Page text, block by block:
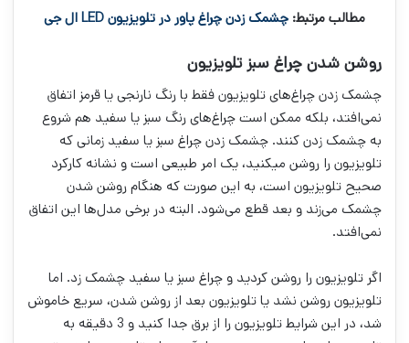
مطالب مرتبط: چشمک زدن چراغ پاور در تلویزیون LED ال جی
روشن شدن چراغ سبز تلویزیون
چشمک زدن چراغ‌های تلویزیون فقط با رنگ نارنجی یا قرمز اتفاق
نمی‌افتد، بلکه ممکن است چراغ‌های رنگ سبز یا سفید هم شروع
به چشمک زدن کنند. چشمک زدن چراغ سبز یا سفید زمانی که
تلویزیون را روشن می‎‎کنید، یک امر طبیعی است و نشانه کارکرد
صحیح تلویزیون است، به این صورت که هنگام روشن شدن
چشمک می‌زند و بعد قطع می‌شود. البته در برخی مدل‌ها این اتفاق
نمی‌افتد.
اگر تلویزیون را روشن کردید و چراغ سبز یا سفید چشمک زد. اما
تلویزیون روشن نشد یا تلویزیون بعد از روشن شدن، سریع خاموش
شد، در این شرایط تلویزیون را از برق جدا کنید و 3 دقیقه به